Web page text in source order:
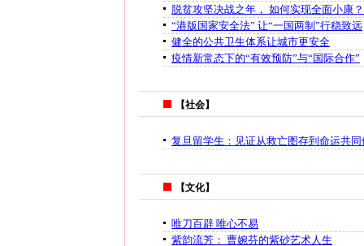
脱贫攻坚决战之年， 如何实现全面小康？
“港版国家安全法” 让“一国两制”行稳致远
健全的公共卫生体系让城市更安全
疫情新常态下的“有效预防”与“国际合作”
【社会】
复旦留学生：见证从救亡图存到命运共同
【文化】
唯刀百辟 唯心不易
紫韵流芳： 曹婉芬的紫砂艺术人生